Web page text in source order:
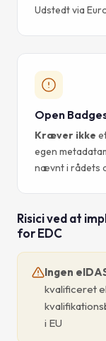
Udstedt via
Open
Kræver ikke
egen
nævnt i rådets
Risici ved at
for EDC
Ingen
kvalificeret
i EU